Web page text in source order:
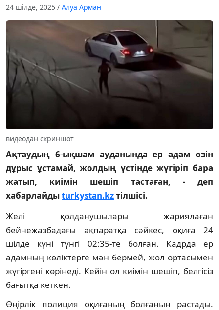
24 шілде, 2025 / Алуа Арман
видеодан скриншот
Ақтаудың 6-ықшам ауданында ер адам өзін
дұрыс ұстамай, жолдың үстінде жүгіріп бара
жатып, киімін шешіп тастаған, - деп
хабарлайдыturkystan.kzтілшісі.
Желі қолданушылары жариялаған
бейнежазбадағы ақпаратқа сәйкес, оқиға 24
шілде күні түнгі 02:35-те болған. Кадрда ер
адамның көліктерге мән бермей, жол ортасымен
жүгіргені көрінеді. Кейін ол киімін шешіп, белгісіз
бағытқа кеткен.
Өңірлік полиция оқиғаның болғанын растады.